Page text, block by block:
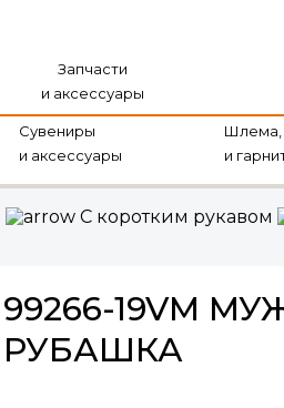
Запчасти
и аксессуары
Сувениры
и аксессуары
Шлема,
и
С коротким рукавом
99266-19VM
РУБАШКА